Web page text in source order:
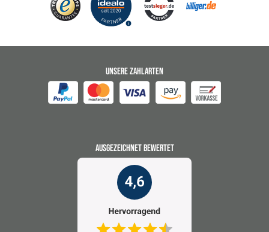
UNSERE ZAHLARTEN
AUSGEZEICHNET BEWERTET